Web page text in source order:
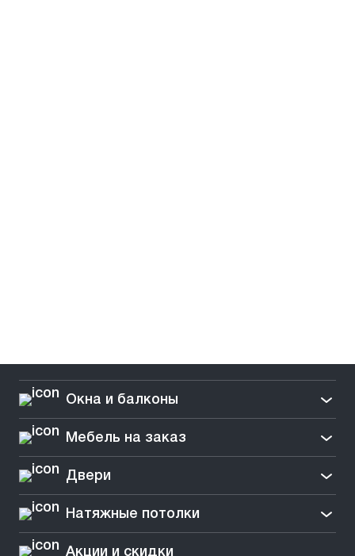
Окна и балконы
Мебель на заказ
Двери
Натяжные потолки
Акции и скидки